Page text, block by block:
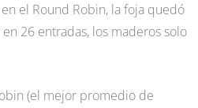
el Round Robin, la foja quedó
26 entradas, los maderos solo
(el mejor promedio de